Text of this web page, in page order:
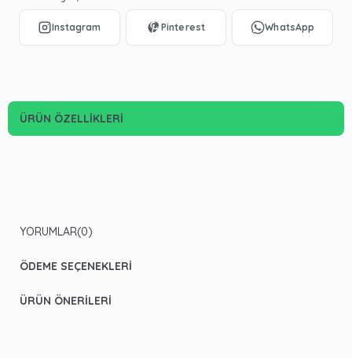
ÜRÜN ÖZELLIKLERI
YORUMLAR(0)
ÖDEME SEÇENEKLERI
ÜRÜN ÖNERILERI